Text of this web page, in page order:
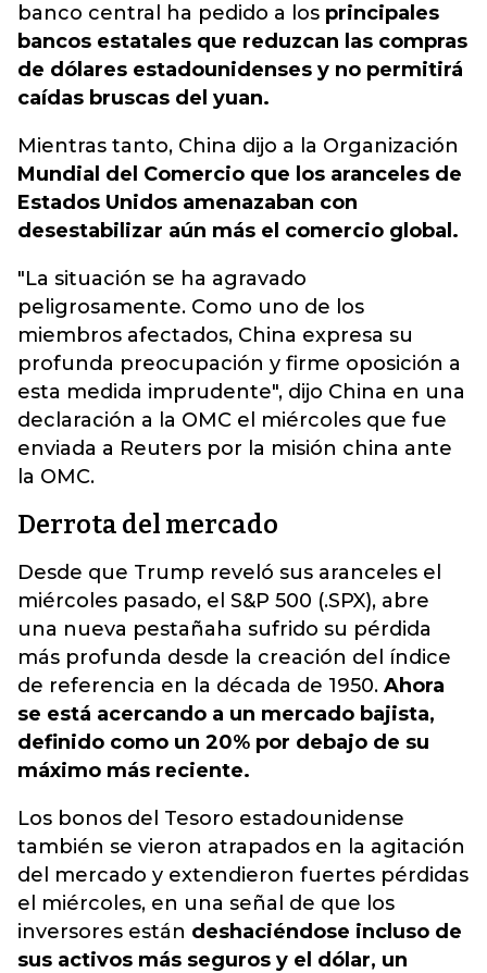
banco central ha pedido a los principales
bancos estatales que reduzcan las compras
de dólares estadounidenses y no permitirá
caídas bruscas del yuan.
Mientras tanto, China dijo a la Organización
Mundial del Comercio que los aranceles de
Estados Unidos amenazaban con
desestabilizar aún más el comercio global.
"La situación se ha agravado
peligrosamente. Como uno de los
miembros afectados, China expresa su
profunda preocupación y firme oposición a
esta medida imprudente", dijo China en una
declaración a la OMC el miércoles que fue
enviada a Reuters por la misión china ante
la OMC.
Derrota del mercado
Desde que Trump reveló sus aranceles el
miércoles pasado, el S&P 500 (.SPX), abre
una nueva pestañaha sufrido su pérdida
más profunda desde la creación del índice
de referencia en la década de 1950. Ahora
se está acercando a un mercado bajista,
definido como un 20% por debajo de su
máximo más reciente.
Los bonos del Tesoro estadounidense
también se vieron atrapados en la agitación
del mercado y extendieron fuertes pérdidas
el miércoles, en una señal de que los
inversores están deshaciéndose incluso de
sus activos más seguros y el dólar, un